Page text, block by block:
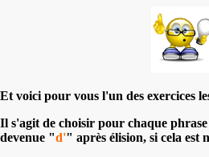
Et voici pour vous l'un des exercices
Il s'agit de choisir pour chaque
devenue "d'" après élision, si cela est